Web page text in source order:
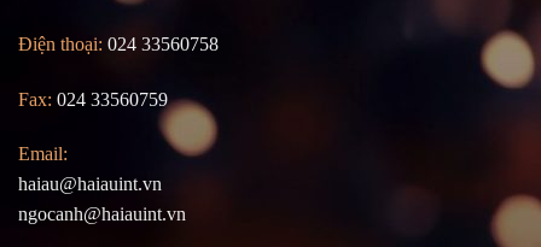
Điện thoại: 024 33560758
Fax: 024 33560759
Email:
haiau@haiauint.vn
ngocanh@haiauint.vn